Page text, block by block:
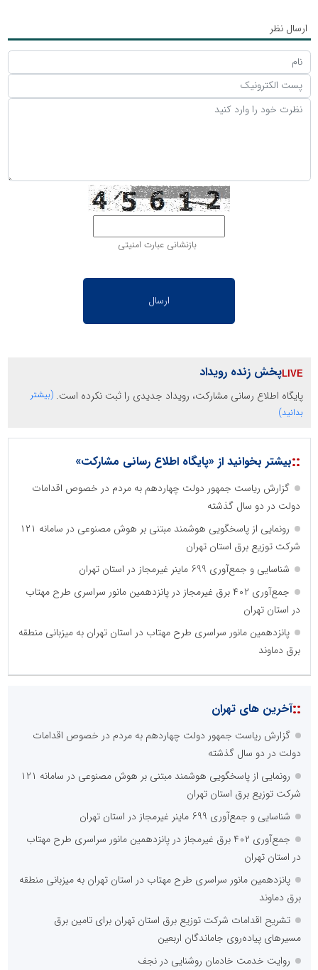
ارسال نظر
بازنشانی عبارت امنیتی
پخش زنده رویداد
پایگاه اطلاع رسانی مشارکت، رویداد جدیدی را ثبت نکرده است. (بیشتر
بدانید)
::بیشتر بخوانید از «پایگاه اطلاع رسانی مشارکت»
گزارش ریاست جمهور دولت چهاردهم به مردم در خصوص اقدامات
دولت در دو سال گذشته
رونمایی از پاسخگویی هوشمند مبتنی بر هوش مصنوعی در سامانه ۱۲۱
شرکت توزیع برق استان تهران
شناسایی و جمع‌آوری 699 ماینر غیرمجاز در استان تهران
جمع‌آوری ۴۰۲ برق غیرمجاز در پانزدهمین مانور سراسری طرح مهتاب
در استان تهران
پانزدهمین مانور سراسری طرح مهتاب در استان تهران به میزبانی منطقه
برق دماوند
::آخرین های تهران
گزارش ریاست جمهور دولت چهاردهم به مردم در خصوص اقدامات
دولت در دو سال گذشته
رونمایی از پاسخگویی هوشمند مبتنی بر هوش مصنوعی در سامانه ۱۲۱
شرکت توزیع برق استان تهران
شناسایی و جمع‌آوری 699 ماینر غیرمجاز در استان تهران
جمع‌آوری ۴۰۲ برق غیرمجاز در پانزدهمین مانور سراسری طرح مهتاب
در استان تهران
پانزدهمین مانور سراسری طرح مهتاب در استان تهران به میزبانی منطقه
برق دماوند
تشریح اقدامات شرکت توزیع برق استان تهران برای تامین برق
مسیرهای پیاده‌روی جاماندگان اربعین
روایت خدمت خادمان روشنایی در نجف